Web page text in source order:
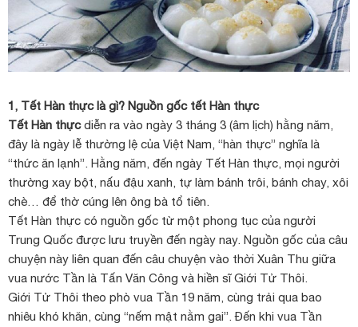
1, Tết Hàn thực là gì? Nguồn gốc tết Hàn thực
Tết Hàn thựcdiễn ra vào ngày 3 tháng 3 (âm lịch) hằng năm,
đây là ngày lễ thường lệ của Việt Nam, “hàn thực” nghĩa là
“thức ăn lạnh”. Hằng năm, đến ngày Tết Hàn thực, mọi người
thường xay bột, nấu đậu xanh, tự làm bánh trôi, bánh chay, xôi
chè… để thờ cúng lên ông bà tổ tiên.
Tết Hàn thực có nguồn gốc từ một phong tục của người
Trung Quốc được lưu truyền đến ngày nay. Nguồn gốc của câu
chuyện này liên quan đến câu chuyện vào thời Xuân Thu giữa
vua nước Tần là Tấn Văn Công và hiền sĩ Giới Tử Thôi.
Giới Tử Thôi theo phò vua Tần 19 năm, cùng trải qua bao
nhiêu khó khăn, cùng “nếm mật nằm gai”. Đến khi vua Tần